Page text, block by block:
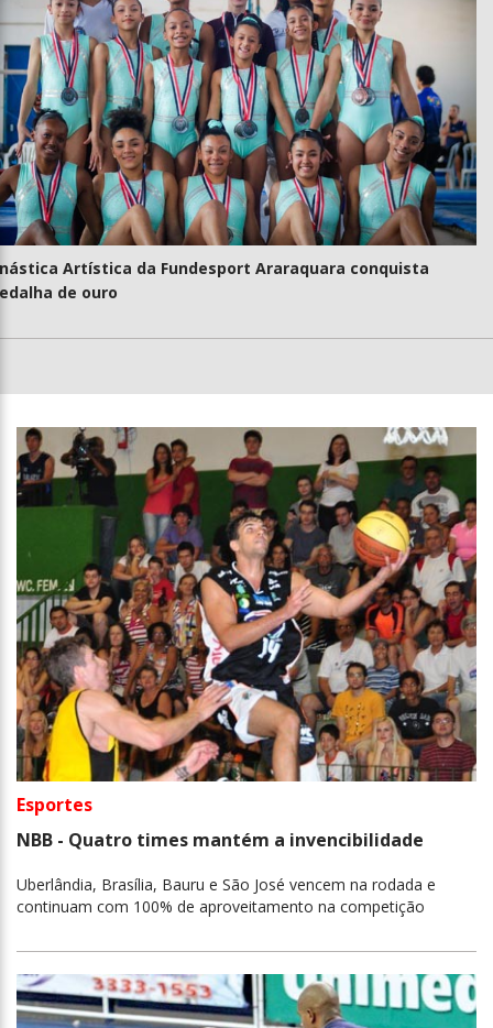
Artística da Fundesport Araraquara conquista
de ouro
Esportes
NBB - Quatro times mantém a invencibilidade
Uberlândia, Brasília, Bauru e São José vencem na rodada e
continuam com 100% de aproveitamento na competição